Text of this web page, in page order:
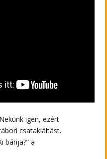
igen, ezért
csatakiáltást.
bánja?” a